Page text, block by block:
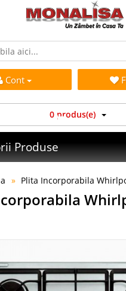
Cont
0 produs(e)
Produse
Plita Incorporabila